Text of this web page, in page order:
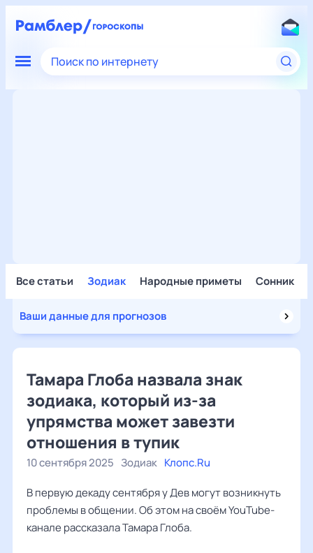
Поиск по интернету
Все статьи Зодиак Народные приметы Сонник
Ваши данные для прогнозов
Тамара Глоба назвала знак
зодиака, который из-за
упрямства может завезти
отношения в тупик
10 сентября 2025 Зодиак Клопс.Ru
В первую декаду сентября у Дев могут возникнуть
проблемы в общении. Об этом на своём YouTube-
канале рассказала Тамара Глоба.